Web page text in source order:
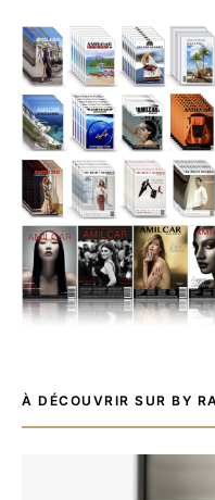
À DÉCOUVRIR SUR BY